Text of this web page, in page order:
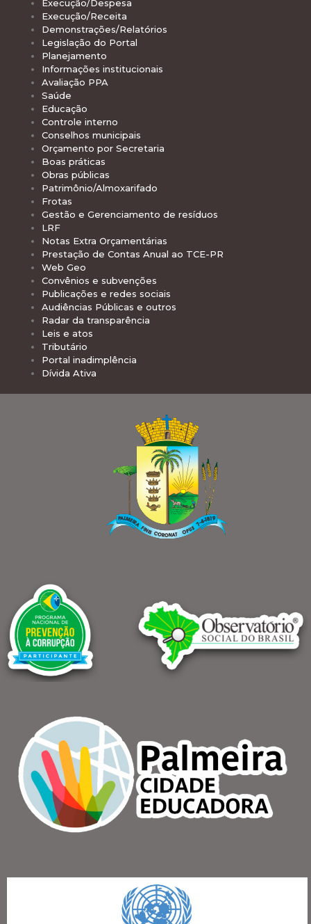
Execução/Despesa
Execução/Receita
Demonstrações/Relatórios
Legislação do Portal
Planejamento
Informações institucionais
Avaliação PPA
Saúde
Educação
Controle interno
Conselhos municipais
Orçamento por Secretaria
Boas práticas
Obras públicas
Patrimônio/Almoxarifado
Frotas
Gestão e Gerenciamento de resíduos
LRF
Notas Extra Orçamentárias
Prestação de Contas Anual ao TCE-PR
Web Geo
Convênios e subvenções
Publicações e redes sociais
Audiências Públicas e outros
Radar da transparência
Leis e atos
Tributário
Portal inadimplência
Dívida Ativa